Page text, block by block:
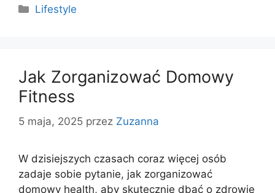
Kategorie
Lifestyle
Jak Zorganizować Domowy
Fitness
5 maja, 2025 przez Zuzanna
W dzisiejszych czasach coraz więcej osób
zadaje sobie pytanie, jak zorganizować
domowy health, aby skutecznie dbać o zdrowie